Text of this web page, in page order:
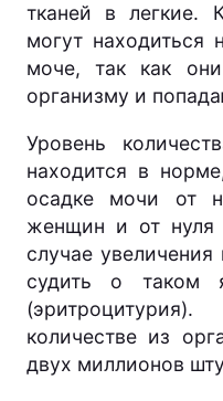
тканей в легкие.
могут находиться
моче, так как
организму и
Уровень
находится в
осадке мочи от
женщин и от
случае
судить о таком
количестве из
двух миллионов